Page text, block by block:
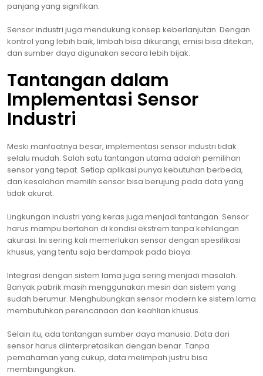
panjang yang signifikan.
Sensor industri juga mendukung konsep keberlanjutan. Dengan
kontrol yang lebih baik, limbah bisa dikurangi, emisi bisa ditekan,
dan sumber daya digunakan secara lebih bijak.
Tantangan dalam
Implementasi Sensor
Industri
Meski manfaatnya besar, implementasi sensor industri tidak
selalu mudah. Salah satu tantangan utama adalah pemilihan
sensor yang tepat. Setiap aplikasi punya kebutuhan berbeda,
dan kesalahan memilih sensor bisa berujung pada data yang
tidak akurat.
Lingkungan industri yang keras juga menjadi tantangan. Sensor
harus mampu bertahan di kondisi ekstrem tanpa kehilangan
akurasi. Ini sering kali memerlukan sensor dengan spesifikasi
khusus, yang tentu saja berdampak pada biaya.
Integrasi dengan sistem lama juga sering menjadi masalah.
Banyak pabrik masih menggunakan mesin dan sistem yang
sudah berumur. Menghubungkan sensor modern ke sistem lama
membutuhkan perencanaan dan keahlian khusus.
Selain itu, ada tantangan sumber daya manusia. Data dari
sensor harus diinterpretasikan dengan benar. Tanpa
pemahaman yang cukup, data melimpah justru bisa
membingungkan.